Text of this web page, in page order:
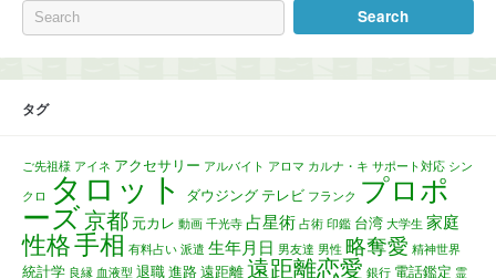
タグ
ご先祖様 アイネ アクセサリー アルバイト アロマ カルナ・キ サポート対応 シン
クロ タロット ダウジング テレビ フランク プロポ
ーズ京都 元カレ 動画 千光寺 占星術 占術 印鑑 台湾 大学生 家庭
性格手相 有料占い 派遣 生年月日 男友達 男性 略奪愛 精神世界
統計学 良縁 血液型 退職 進路 遠距離 遠距離恋愛 銀行 電話鑑定 霊